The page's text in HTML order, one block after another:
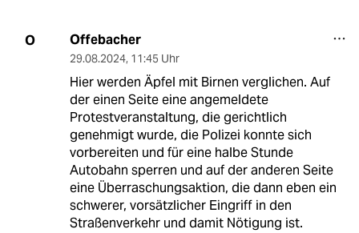
O Offebacher
29.08.2024, 11:45 Uhr
Hier werden Äpfel mit Birnen verglichen. Auf
der einen Seite eine angemeldete
Protestveranstaltung, die gerichtlich
genehmigt wurde, die Polizei konnte sich
vorbereiten und für eine halbe Stunde
Autobahn sperren und auf der anderen Seite
eine Überraschungsaktion, die dann eben ein
schwerer, vorsätzlicher Eingriff in den
Straßenverkehr und damit Nötigung ist.